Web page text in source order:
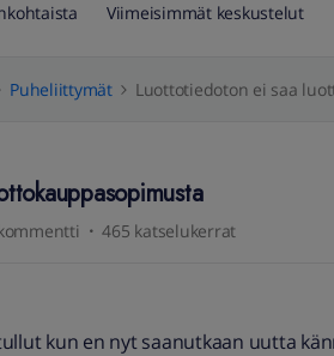
Viimeisimmät keskustelut
Puheliittymät Luottotiedoton ei saa
465 katselukerrat
kun en nyt saanutkaan uutta